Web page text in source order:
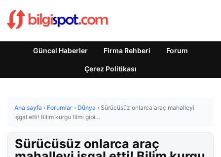
Güncel Haberler Firma Rehberi Forum
Çerez Politikası
Ana sayfa › Forumlar › Dünya › Sürücüsüz onlarca araç mahalleyi
işgal etti! Bilim kurgu filmi gibi…
Sürücüsüz onlarca araç